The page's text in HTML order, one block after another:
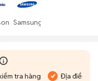
Samsung
tra hàng Địa điểm